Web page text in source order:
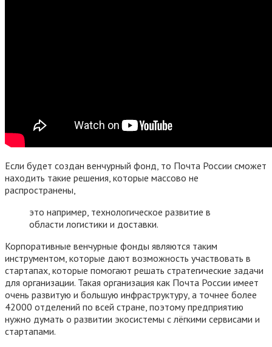
Если будет создан венчурный фонд, то Почта России сможет
находить такие решения, которые массово не
распространены,
это например, технологическое развитие в
области логистики и доставки.
Корпоративные венчурные фонды являются таким
инструментом, которые дают возможность участвовать в
стартапах, которые помогают решать стратегические задачи
для организации. Такая организация как Почта России имеет
очень развитую и большую инфраструктуру, а точнее более
42000 отделений по всей стране, поэтому предприятию
нужно думать о развитии экосистемы с лёгкими сервисами и
стартапами.